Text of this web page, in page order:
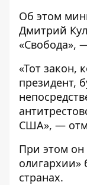
Об этом
Дмитрий
«Свобода»,
«Тот закон,
президент,
США», —
При этом он
олигархии»
странах.